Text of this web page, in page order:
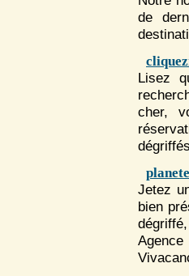
de
Lisez
cher,
Jetez
bien